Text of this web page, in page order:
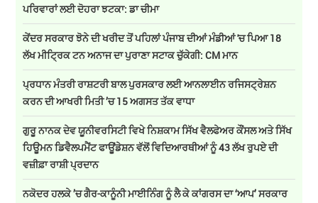
ਪਰਿਵਾਰਾਂ ਲਈ ਦੋਹਰਾ ਝਟਕਾ: ਡਾ ਚੀਮਾ
ਕੇਂਦਰ ਸਰਕਾਰ ਝੋਨੇ ਦੀ ਖਰੀਦ ਤੋਂ ਪਹਿਲਾਂ ਪੰਜਾਬ ਦੀਆਂ ਮੰਡੀਆਂ 'ਚ ਪਿਆ 18
ਲੱਖ ਮੀਟ੍ਰਿਕ ਟਨ ਅਨਾਜ ਦਾ ਪੁਰਾਣਾ ਸਟਾਕ ਚੁੱਕੇਗੀ: CM ਮਾਨ
ਪ੍ਰਧਾਨ ਮੰਤਰੀ ਰਾਸ਼ਟਰੀ ਬਾਲ ਪੁਰਸਕਾਰ ਲਈ ਆਨਲਾਈਨ ਰਜਿਸਟ੍ਰੇਸ਼ਨ
ਕਰਨ ਦੀ ਆਖਰੀ ਮਿਤੀ ’ਚ 15 ਅਗਸਤ ਤੱਕ ਵਾਧਾ
ਗੁਰੂ ਨਾਨਕ ਦੇਵ ਯੂਨੀਵਰਸਿਟੀ ਵਿਖੇ ਨਿਸ਼ਕਾਮ ਸਿੱਖ ਵੈਲਫੇਅਰ ਕੌਂਸਲ ਅਤੇ ਸਿੱਖ
ਹਿਊਮਨ ਡਿਵੈਲਪਮੈਂਟ ਫਾਊਂਡੇਸ਼ਨ ਵੱਲੋਂ ਵਿਦਿਆਰਥੀਆਂ ਨੂੰ 43 ਲੱਖ ਰੁਪਏ ਦੀ
ਵਜ਼ੀਫ਼ਾ ਰਾਸ਼ੀ ਪ੍ਰਦਾਨ
ਨਕੋਦਰ ਹਲਕੇ ’ਚ ਗੈਰ-ਕਾਨੂੰਨੀ ਮਾਈਨਿੰਗ ਨੂੰ ਲੈ ਕੇ ਕਾਂਗਰਸ ਦਾ ‘ਆਪ’ ਸਰਕਾਰ